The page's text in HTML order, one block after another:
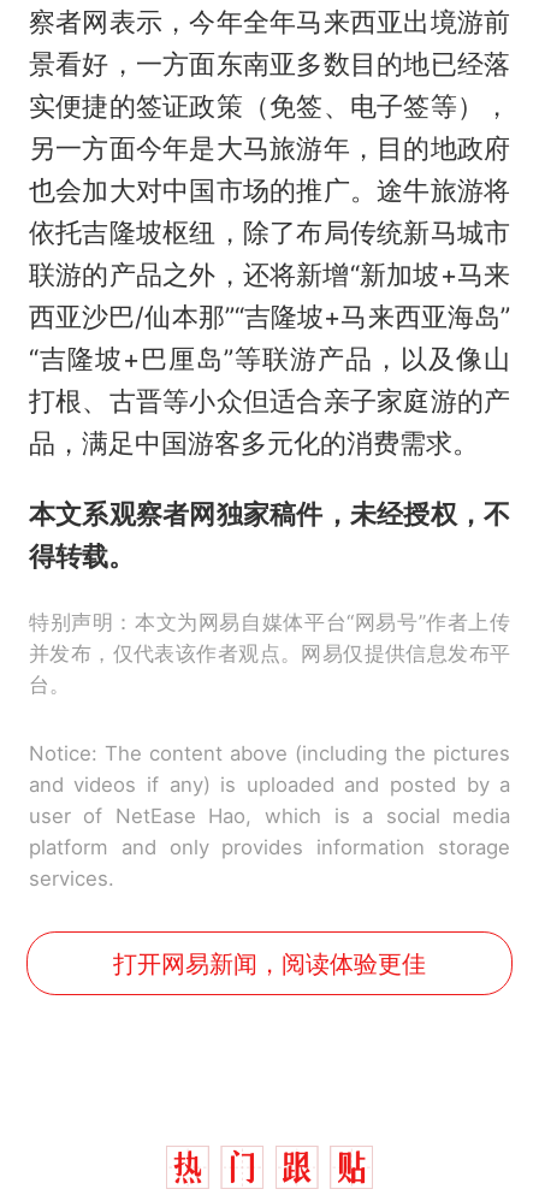
察者网表示，今年全年马来西亚出境游前
景看好，一方面东南亚多数目的地已经落
实便捷的签证政策（免签、电子签等），
另一方面今年是大马旅游年，目的地政府
也会加大对中国市场的推广。途牛旅游将
依托吉隆坡枢纽，除了布局传统新马城市
联游的产品之外，还将新增“新加坡+马来
西亚沙巴/仙本那”“吉隆坡+马来西亚海岛”
“吉隆坡+巴厘岛”等联游产品，以及像山
打根、古晋等小众但适合亲子家庭游的产
品，满足中国游客多元化的消费需求。
本文系观察者网独家稿件，未经授权，不
得转载。
特别声明：本文为网易自媒体平台“网易号”作者上传
并发布，仅代表该作者观点。网易仅提供信息发布平
台。
Notice: The content above (including the pictures
and videos if any) is uploaded and posted by a
user of NetEase Hao, which is a social media
platform and only provides information storage
services.
打开网易新闻，阅读体验更佳